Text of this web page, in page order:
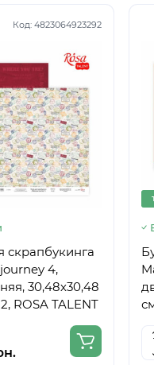
Код: 4823064923292
скрапбукинга
4,
30,48х30,48
ROSA TALENT